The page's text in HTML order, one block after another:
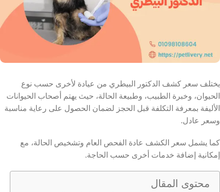
يختلف سعر كشف الدكتور البيطري من عيادة لأخرى حسب نوع
الحيوان، وخبرة الطبيب، وطبيعة الحالة، حيث يهتم أصحاب الحيوانات
الأليفة بمعرفة التكلفة قبل الحجز لضمان الحصول على رعاية مناسبة
وسعر عادل.
كما يشمل سعر الكشف عادة الفحص العام وتشخيص الحالة، مع
إمكانية إضافة خدمات أخرى حسب الحاجة.
محتوى المقال